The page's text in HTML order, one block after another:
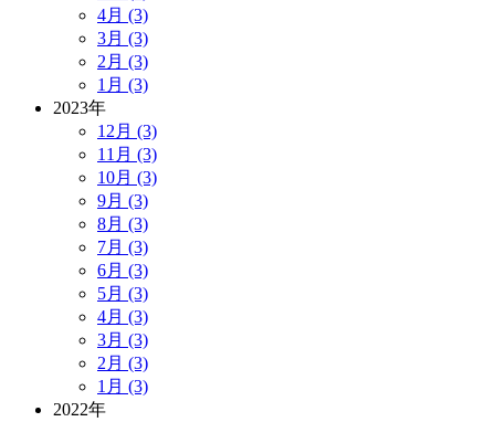
4月 (3)
3月 (3)
2月 (3)
1月 (3)
2023年
12月 (3)
11月 (3)
10月 (3)
9月 (3)
8月 (3)
7月 (3)
6月 (3)
5月 (3)
4月 (3)
3月 (3)
2月 (3)
1月 (3)
2022年